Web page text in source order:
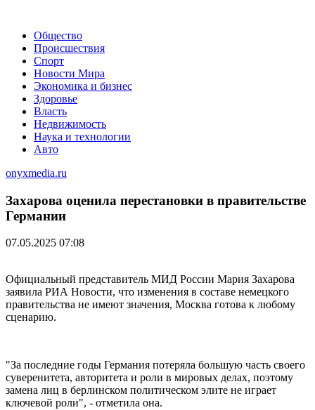
Общество
Происшествия
Спорт
Новости Мира
Экономика и бизнес
Здоровье
Власть
Недвижимость
Наука и технологии
Авто
onyxmedia.ru
Захарова оценила перестановки в правительстве
Германии
07.05.2025 07:08
Официальный представитель МИД России Мария Захарова
заявила РИА Новости, что изменения в составе немецкого
правительства не имеют значения, Москва готова к любому
сценарию.
"За последние годы Германия потеряла большую часть своего
суверенитета, авторитета и роли в мировых делах, поэтому
замена лиц в берлинском политическом элите не играет
ключевой роли", - отметила она.